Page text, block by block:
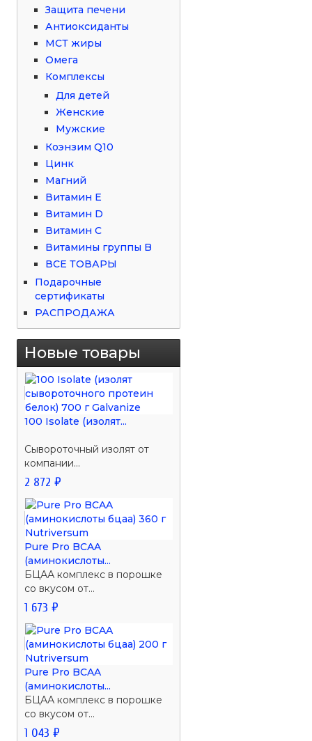
Защита печени
Антиоксиданты
МСТ жиры
Омега
Комплексы
Для детей
Женские
Мужские
Коэнзим Q10
Цинк
Магний
Витамин Е
Витамин D
Витамин С
Витамины группы B
ВСЕ ТОВАРЫ
Подарочные
сертификаты
РАСПРОДАЖА
Новые товары
100 Isolate (изолят...
Сывороточный изолят от
компании...
2 872 ₽
Pure Pro BCAA
(аминокислоты...
БЦАА комплекс в порошке
со вкусом от...
1 673 ₽
Pure Pro BCAA
(аминокислоты...
БЦАА комплекс в порошке
со вкусом от...
1 043 ₽